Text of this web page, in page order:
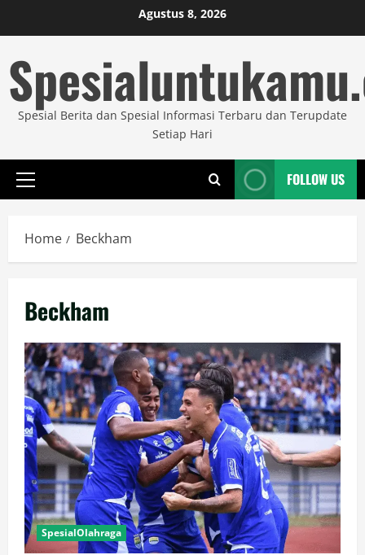
to
Agustus 8, 2026
Spesial Berita dan Spesial Informasi Terbaru dan Terupdate
Setiap Hari
Primary
FOLLOW US
Home Beckham
Beckham
SpesialOlahraga